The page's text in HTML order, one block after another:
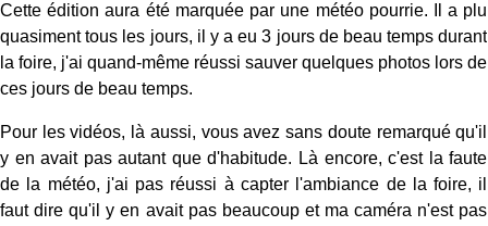
Cette édition aura été marquée par une météo pourrie. Il a plu
quasiment tous les jours, il y a eu 3 jours de beau temps durant
la foire, j'ai quand-même réussi sauver quelques photos lors de
ces jours de beau temps.
Pour les vidéos, là aussi, vous avez sans doute remarqué qu'il
y en avait pas autant que d'habitude. Là encore, c'est la faute
de la météo, j'ai pas réussi à capter l'ambiance de la foire, il
faut dire qu'il y en avait pas beaucoup et ma caméra n'est pas